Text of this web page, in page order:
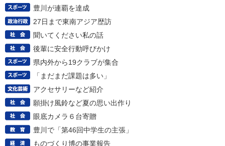
豊川が連覇を達成
27日まで東南アジア歴訪
聞いてください私の話
後輩に安全行動呼びかけ
県内外から19クラブが集合
「まだまだ課題は多い」
アクセサリーなど紹介
願掛け風鈴など夏の思い出作り
眼底カメラ６台寄贈
豊川で「第46回中学生の主張」
ものづくり博の事業報告